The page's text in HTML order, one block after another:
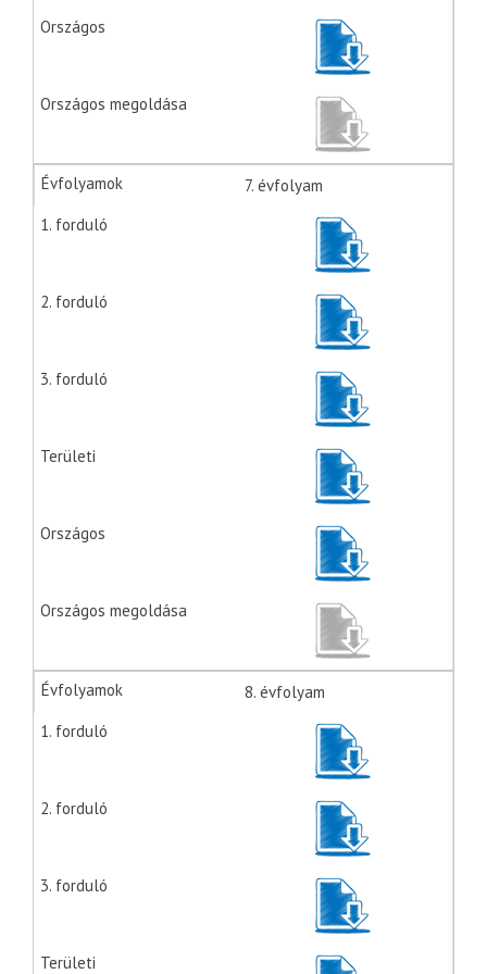
7. évfolyam
8. évfolyam